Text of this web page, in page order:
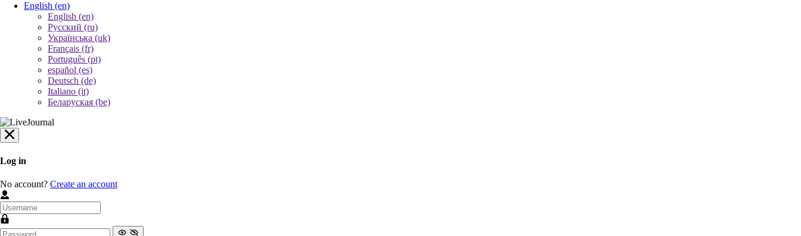
English (en)
English (en)
Русский (ru)
Українська (uk)
Français (fr)
Português (pt)
español (es)
Deutsch (de)
Italiano (it)
Беларуская (be)
Log in
No account? Create an account